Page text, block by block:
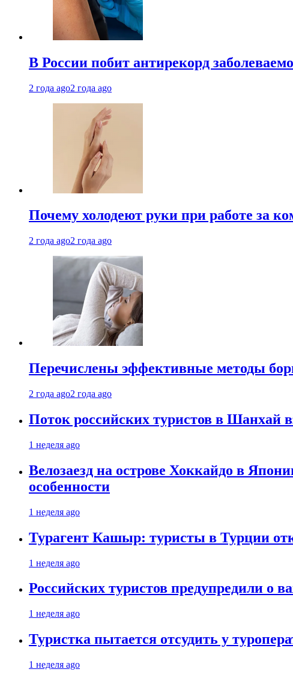
В России побит антирекорд
2 года ago2 года ago
Почему холодеют руки при работе за
2 года ago2 года ago
Перечислены эффективные методы
2 года ago2 года ago
Поток российских туристов в Шанхай
1 неделя ago
Велозаезд на острове Хоккайдо в
особенности
1 неделя ago
Турагент Кашыр: туристы в Турции
1 неделя ago
Российских туристов предупредили о
1 неделя ago
Туристка пытается отсудить у
1 неделя ago